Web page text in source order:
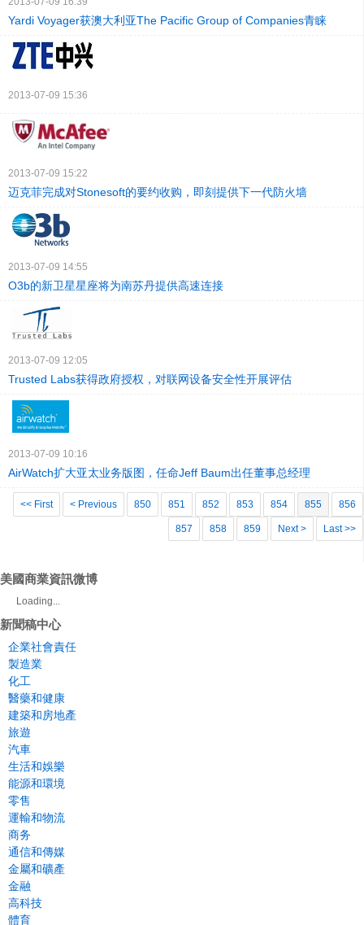
Yardi Voyager获澳大利亚The Pacific Group of Companies青睐
2013-07-09 15:36
2013-07-09 15:22
迈克菲完成对Stonesoft的要约收购，即刻提供下一代防火墙
2013-07-09 14:55
O3b的新卫星星座将为南苏丹提供高速连接
2013-07-09 12:05
Trusted Labs获得政府授权，对联网设备安全性开展评估
2013-07-09 10:16
AirWatch扩大亚太业务版图，任命Jeff Baum出任董事总经理
<< First < Previous 850 851 852 853 854 855 856
857 858 859 Next > Last >>
美國商業資訊微博
Loading...
新聞稿中心
企業社會責任
製造業
化工
醫藥和健康
建築和房地產
旅遊
汽車
生活和娛樂
能源和環境
零售
運輸和物流
商务
通信和傳媒
金屬和礦產
金融
高科技
體育